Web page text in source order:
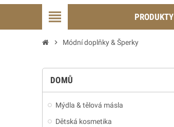
view_headline PRODUKTY
chevron_right Módní doplňky & Šperky
DOMŮ
Mýdla & tělová másla
Dětská kosmetika